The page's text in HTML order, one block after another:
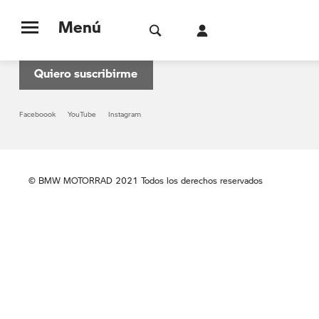
Menú
Suscribete al boletín informativo de BMW MOTORRAD
Quiero suscribirme
Faceboook YouTube Instagram
© BMW MOTORRAD 2021 Todos los derechos reservados